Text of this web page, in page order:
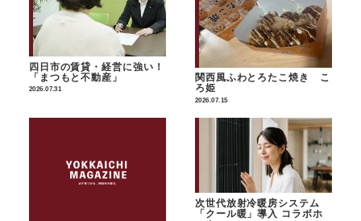
四日市の賃貸・経営に強い！
「まつもと不動産」
2026.07.31
関西風ふわとろたこ焼き こ
ろ姫
2026.07.15
次世代放射冷暖房システム
「クール暖」導入 コラボホ